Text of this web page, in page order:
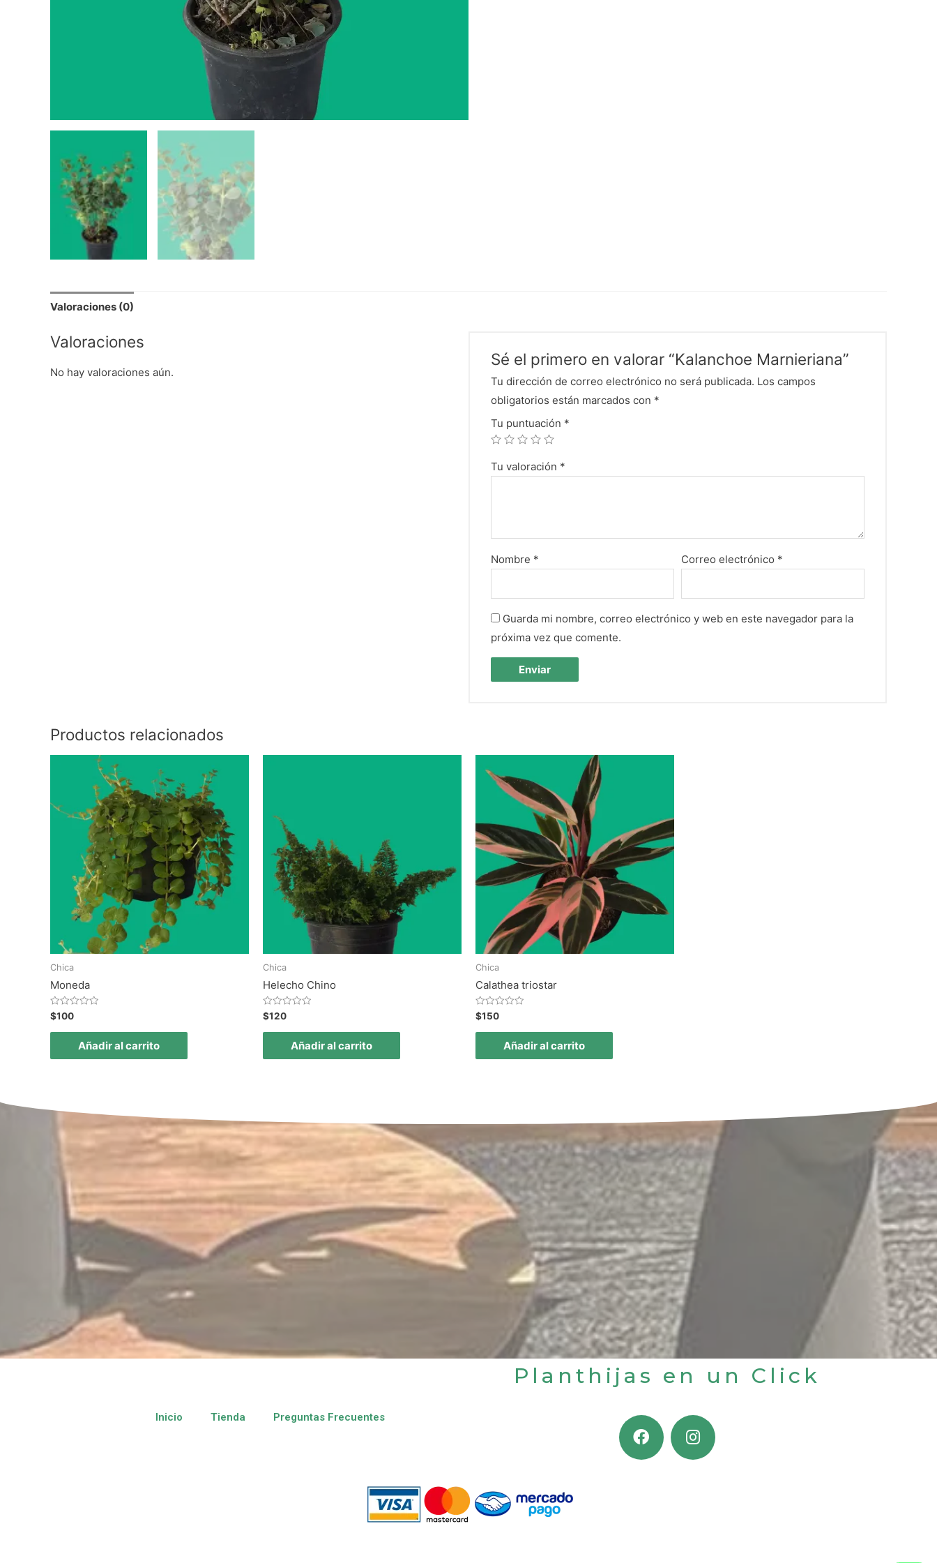
Valoraciones (0)
Valoraciones
No hay valoraciones aún.
Sé el primero en valorar “Kalanchoe Marnieriana”
Tu dirección de correo electrónico no será publicada. Los campos
obligatorios están marcados con *
Tu puntuación *
Tu valoración *
Nombre * Correo electrónico *
Guarda mi nombre, correo electrónico y web en este navegador para la
próxima vez que comente.
Productos relacionados
Chica
Moneda
Valorado
en
0
$100
Añadir al carrito
Chica
Helecho Chino
Valorado
en
0
$120
Añadir al carrito
Chica
Calathea triostar
Valorado
en
0
$150
Añadir al carrito
Inicio Tienda Preguntas Frecuentes
Planthijas en un Click